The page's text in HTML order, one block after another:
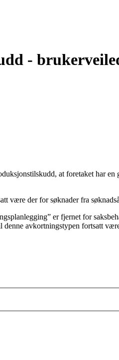
-
at foretaket har
være der for søknader fra
er fjernet for
denne avkortningstypen fortsatt